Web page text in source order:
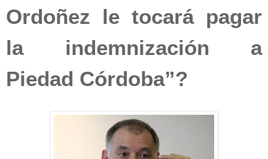
Ordoñez le tocará pagar
la indemnización a
Piedad Córdoba”?